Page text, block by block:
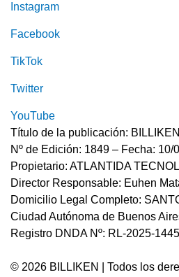
Instagram
Facebook
TikTok
Twitter
YouTube
Título de la publicación: BILLIKEN
Nº de Edición: 1849 – Fecha: 10/
Propietario: ATLANTIDA
Director Responsable: Euhen
Domicilio Legal Completo:
Ciudad Autónoma de Buenos
Registro DNDA Nº: RL-2025-
© 2026 BILLIKEN | Todos los